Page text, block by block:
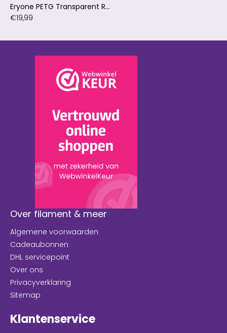
Eryone PETG Transparent Red / Trans Rood Filament
€19,99
Over filament & meer
Algemene voorwaarden
Cadeaubonnen
DHL servicepoint
Over ons
Privacyverklaring
Sitemap
Klantenservice